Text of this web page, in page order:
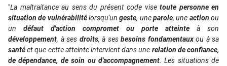
"La maltraitance au sens du présent code vise toute personne en
situation de vulnérabilitélorsqu'ungeste, uneparole, une action ou
un défaut d'action compromet ou porte atteinte à son
développement, à ses droits, à ses besoins fondamentauxou à sa
santéet que cette atteinte intervient dans une relation de confiance,
de dépendance, de soin ou d'accompagnement. Les situations de